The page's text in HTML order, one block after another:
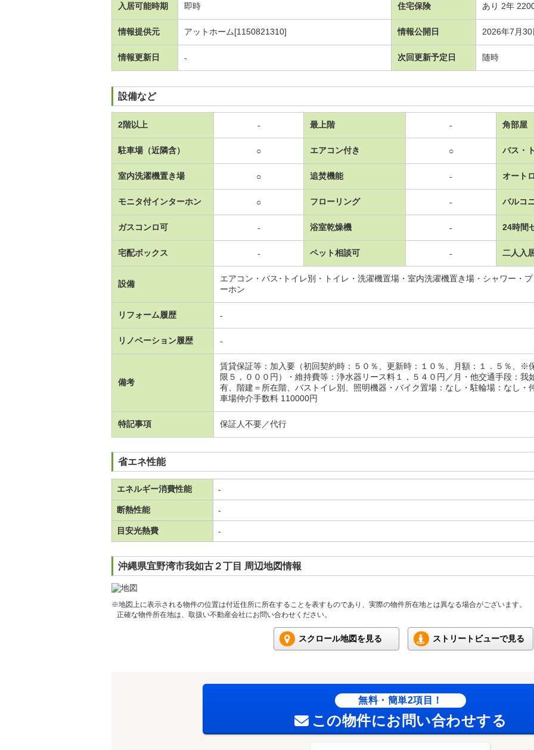
入居可能時期 即時 住宅保険 あり 2年
情報提供元 アットホーム[1150821310] 情報公開日 2026年7月30
情報更新日 - 次回更新予定日 随時
設備など
2階以上 - 最上階 - 角部屋
駐車場（近隣含） ○ エアコン付き ○ バス・
室内洗濯機置き場 ○ 追焚機能 - オート
モニタ付インターホン ○ フローリング - バルコ
ガスコンロ可 - 浴室乾燥機 - 24時間
宅配ボックス - ペット相談可 - 二人入
設備
エアコン・バス･トイレ別・トイレ・洗濯機置場・室内洗濯機置き場・シャワー・
ーホン
リフォーム履歴 -
リノベーション履歴 -
備考
賃貸保証等：加入要（初回契約時：５０％、更新時：１０％、月額：１．５％、※
限５，０００円）・維持費等：浄水器リース料１，５４０円／月・他交通手段：
有、階建＝所在階、バストイレ別、照明機器・バイク置場：なし・駐輪場：なし・
車場仲介手数料 110000円
特記事項 保証人不要／代行
省エネ性能
エネルギー消費性能 -
断熱性能 -
目安光熱費 -
沖縄県宜野湾市我如古２丁目 周辺地図情報
※地図上に表示される物件の位置は付近住所に所在することを表すものであり、実際の物件所在地とは異なる場合がございます。
正確な物件所在地は、取扱い不動産会社にお問い合わせください。
スクロール地図を見る ストリートビューで見る
無料・簡単2項目！
この物件にお問い合わせする